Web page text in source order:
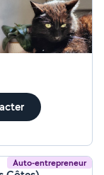
Auto-entrepreneur